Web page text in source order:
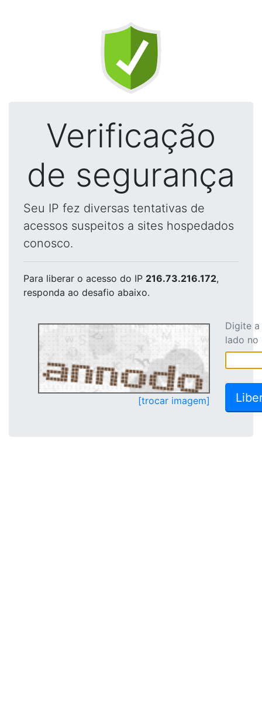
Verificação
de segurança
Seu IP fez diversas tentativas de
acessos suspeitos a sites hospedados
conosco.
Para liberar o acesso do IP 216.73.216.172,
responda ao desafio abaixo.
[trocar imagem]
Digite
lado no